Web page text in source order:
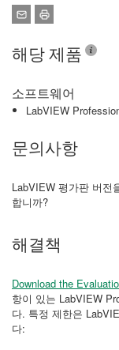
해당 제품
소프트웨어
LabVIEW
문의사항
LabVIEW 평가판 버전
합니까?
해결책
Download the
항이 있는 LabVIEW
다. 특정 제한은
다: